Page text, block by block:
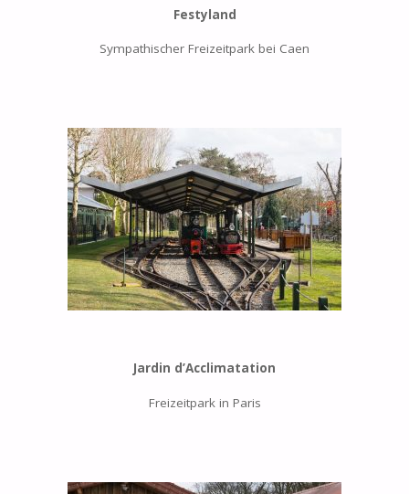
Festyland
Sympathischer Freizeitpark bei Caen
Jardin d’Acclimatation
Freizeitpark in Paris